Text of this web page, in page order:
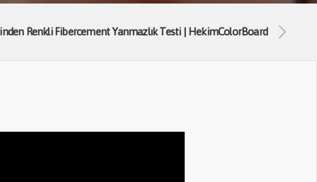
Renkli Fibercement Yanmazlık Testi | HekimColorBoard